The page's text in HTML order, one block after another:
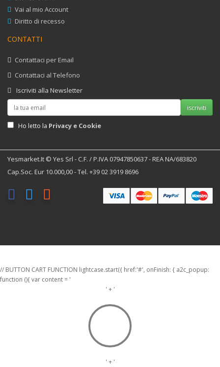
Vai al mio Account
Diritto di recesso
CONTATTI
Contattaci per Email
Contattaci al Telefono
Iscriviti alla Newsletter
iscriviti
Ho letto la Privacy e Cookie
Yesmarket.it © Yes Srl - C.F. / P.IVA 07947850637 - REA NA/683820
Cap.Soc. Eur 10.000,00 - Tel. +39 02 3919 8696
// BUTTON CART FUNCTION lightcase.start({ href:'#', onFinish: { a2c_popup:
function (){ var content = '
' + '
' + '